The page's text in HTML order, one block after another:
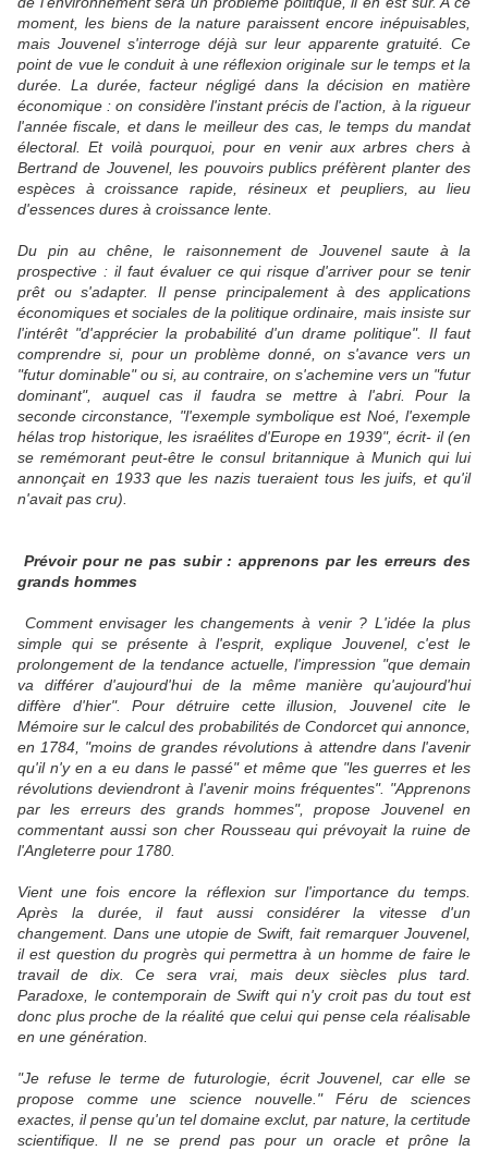
moment, les biens de la nature paraissent encore inépuisables,
mais Jouvenel s'interroge déjà sur leur apparente gratuité. Ce
point de vue le conduit à une réflexion originale sur le temps et la
durée. La durée, facteur négligé dans la décision en matière
économique : on considère l'instant précis de l'action, à la rigueur
l'année fiscale, et dans le meilleur des cas, le temps du mandat
électoral. Et voilà pourquoi, pour en venir aux arbres chers à
Bertrand de Jouvenel, les pouvoirs publics préfèrent planter des
espèces à croissance rapide, résineux et peupliers, au lieu
d'essences dures à croissance lente.
Du pin au chêne, le raisonnement de Jouvenel saute à la
prospective : il faut évaluer ce qui risque d'arriver pour se tenir
prêt ou s'adapter. Il pense principalement à des applications
économiques et sociales de la politique ordinaire, mais insiste sur
l'intérêt "d'apprécier la probabilité d'un drame politique". Il faut
comprendre si, pour un problème donné, on s'avance vers un
"futur dominable" ou si, au contraire, on s'achemine vers un "futur
dominant", auquel cas il faudra se mettre à l'abri. Pour la
seconde circonstance, "l'exemple symbolique est Noé, l'exemple
hélas trop historique, les israélites d'Europe en 1939", écrit- il (en
se remémorant peut-être le consul britannique à Munich qui lui
annonçait en 1933 que les nazis tueraient tous les juifs, et qu'il
n'avait pas cru).
Prévoir pour ne pas subir : apprenons par les erreurs des
grands hommes
Comment envisager les changements à venir ? L'idée la plus
simple qui se présente à l'esprit, explique Jouvenel, c'est le
prolongement de la tendance actuelle, l'impression "que demain
va différer d'aujourd'hui de la même manière qu'aujourd'hui
diffère d'hier". Pour détruire cette illusion, Jouvenel cite le
Mémoire sur le calcul des probabilités de Condorcet qui annonce,
en 1784, "moins de grandes révolutions à attendre dans l'avenir
qu'il n'y en a eu dans le passé" et même que "les guerres et les
révolutions deviendront à l'avenir moins fréquentes". "Apprenons
par les erreurs des grands hommes", propose Jouvenel en
commentant aussi son cher Rousseau qui prévoyait la ruine de
l'Angleterre pour 1780.
Vient une fois encore la réflexion sur l'importance du temps.
Après la durée, il faut aussi considérer la vitesse d'un
changement. Dans une utopie de Swift, fait remarquer Jouvenel,
il est question du progrès qui permettra à un homme de faire le
travail de dix. Ce sera vrai, mais deux siècles plus tard.
Paradoxe, le contemporain de Swift qui n'y croit pas du tout est
donc plus proche de la réalité que celui qui pense cela réalisable
en une génération.
"Je refuse le terme de futurologie, écrit Jouvenel, car elle se
propose comme une science nouvelle." Féru de sciences
exactes, il pense qu'un tel domaine exclut, par nature, la certitude
scientifique. Il ne se prend pas pour un oracle et prône la